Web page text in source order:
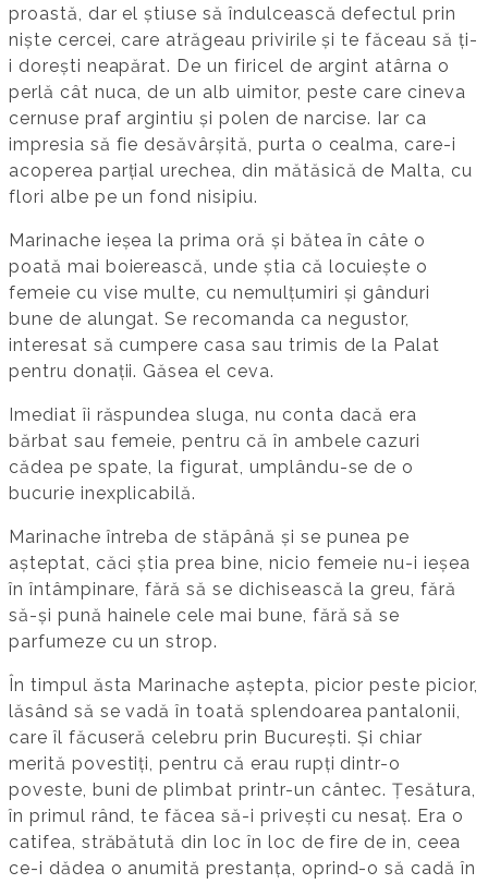
proastă, dar el știuse să îndulcească defectul prin
niște cercei, care atrăgeau privirile și te făceau să ți-
i dorești neapărat. De un firicel de argint atârna o
perlă cât nuca, de un alb uimitor, peste care cineva
cernuse praf argintiu și polen de narcise. Iar ca
impresia să fie desăvârșită, purta o cealma, care-i
acoperea parțial urechea, din mătăsică de Malta, cu
flori albe pe un fond nisipiu.
Marinache ieșea la prima oră și bătea în câte o
poată mai boierească, unde știa că locuiește o
femeie cu vise multe, cu nemulțumiri și gânduri
bune de alungat. Se recomanda ca negustor,
interesat să cumpere casa sau trimis de la Palat
pentru donații. Găsea el ceva.
Imediat îi răspundea sluga, nu conta dacă era
bărbat sau femeie, pentru că în ambele cazuri
cădea pe spate, la figurat, umplându-se de o
bucurie inexplicabilă.
Marinache întreba de stăpână și se punea pe
așteptat, căci știa prea bine, nicio femeie nu-i ieșea
în întâmpinare, fără să se dichisească la greu, fără
să-și pună hainele cele mai bune, fără să se
parfumeze cu un strop.
În timpul ăsta Marinache aștepta, picior peste picior,
lăsând să se vadă în toată splendoarea pantalonii,
care îl făcuseră celebru prin București. Și chiar
merită povestiți, pentru că erau rupți dintr-o
poveste, buni de plimbat printr-un cântec. Țesătura,
în primul rând, te făcea să-i privești cu nesaț. Era o
catifea, străbătută din loc în loc de fire de in, ceea
ce-i dădea o anumită prestanța, oprind-o să cadă în